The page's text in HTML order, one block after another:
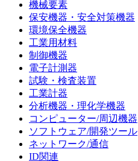
機械要素
保安機器・安全対策機器
環境保全機器
工業用材料
制御機器
電子計測器
試験・検査装置
工業計器
分析機器・理化学機器
コンピューター/周辺機器
ソフトウェア/開発ツール
ネットワーク/通信
ID関連